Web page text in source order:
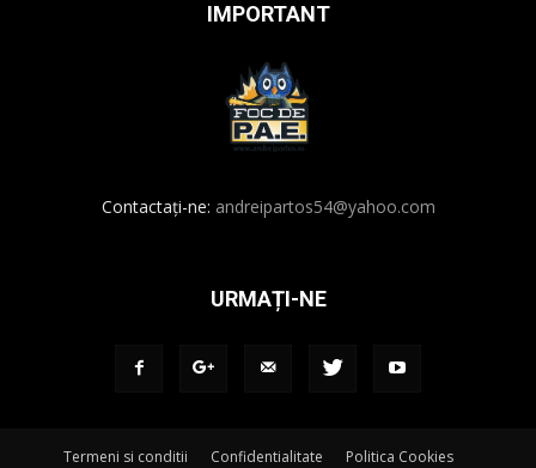
IMPORTANT
Contactați-ne: andreipartos54@yahoo.com
URMAȚI-NE
Termeni si conditii Confidentialitate Politica Cookies